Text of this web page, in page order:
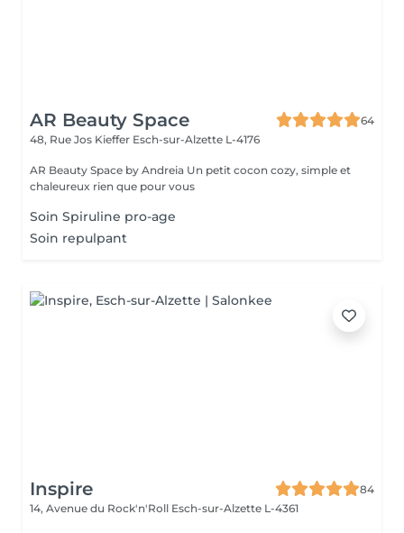
AR Beauty Space
64
48, Rue Jos Kieffer Esch-sur-Alzette L-4176
AR Beauty Space by Andreia Un petit cocon cozy, simple et
chaleureux rien que pour vous
Soin Spiruline pro-age
Soin repulpant
Inspire
84
14, Avenue du Rock'n'Roll Esch-sur-Alzette L-4361